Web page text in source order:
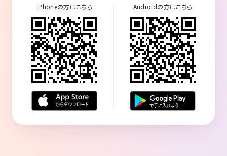
iPhoneの方はこちら Androidの方はこちら